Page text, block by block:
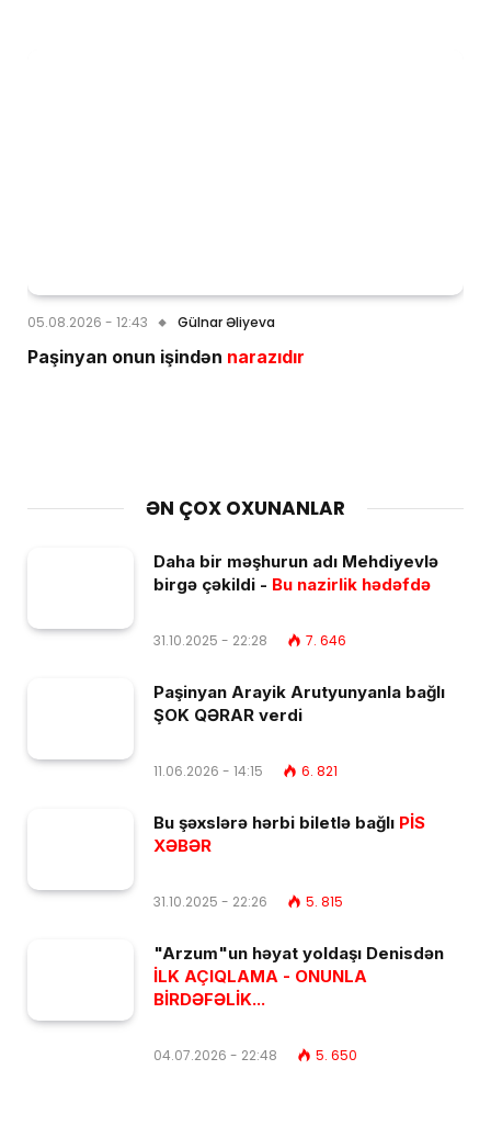
05.08.2026 - 12:43 Gülnar Əliyeva
Paşinyan onun işindən narazıdır
ƏN ÇOX OXUNANLAR
Daha bir məşhurun adı Mehdiyevlə
birgə çəkildi - Bu nazirlik hədəfdə
31.10.2025 - 22:28 7. 646
Paşinyan Arayik Arutyunyanla bağlı
ŞOK QƏRAR verdi
11.06.2026 - 14:15 6. 821
Bu şəxslərə hərbi biletlə bağlı PİS
XƏBƏR
31.10.2025 - 22:26 5. 815
"Arzum"un həyat yoldaşı Denisdən
İLK AÇIQLAMA - ONUNLA
BİRDƏFƏLİK...
04.07.2026 - 22:48 5. 650